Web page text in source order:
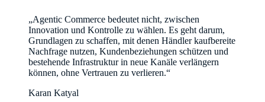
„Agentic Commerce bedeutet nicht, zwischen
Innovation und Kontrolle zu wählen. Es geht darum,
Grundlagen zu schaffen, mit denen Händler kaufbereite
Nachfrage nutzen, Kundenbeziehungen schützen und
bestehende Infrastruktur in neue Kanäle verlängern
können, ohne Vertrauen zu verlieren.“
Karan Katyal